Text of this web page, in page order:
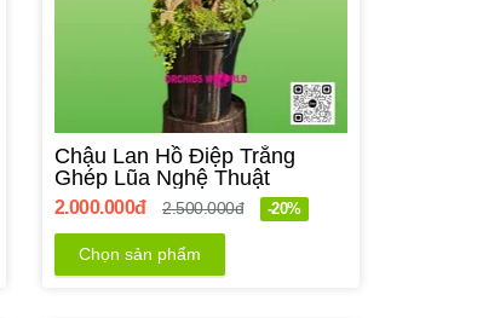
Chậu Lan Hồ Điệp Trắng
Ghép Lũa Nghệ Thuật
2.000.000đ 2.500.000đ -20%
Chọn sản phẩm